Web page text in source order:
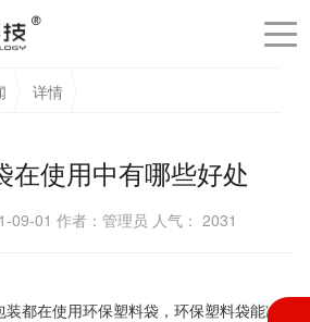
详情
在使用中有哪些好处
09-01 作者：管理员 人气： 2031
在使用环保塑料袋，环保塑料袋能减